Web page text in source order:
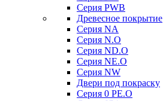
Серия PWB
Древесное покрытие
Серия NA
Серия N.O
Серия ND.O
Серия NE.O
Серия NW
Двери под покраску
Серия 0 PE.O